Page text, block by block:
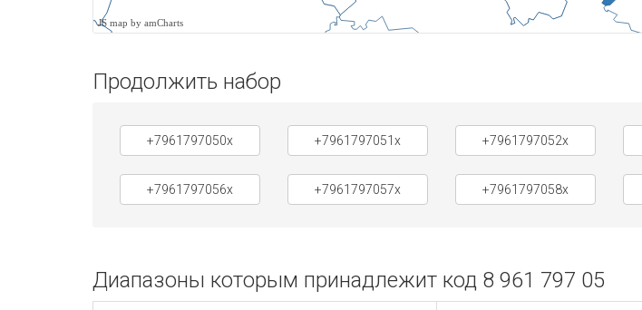
JS map by amCharts
Продолжить набор
+7961797050x +7961797051x +7961797052x
+7961797056x +7961797057x +7961797058x
Диапазоны которым принадлежит код 8 961 797 05